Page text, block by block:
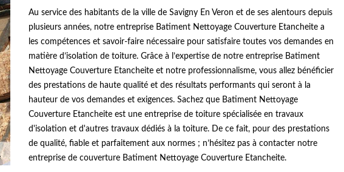
Au service des habitants de la ville de Savigny En Veron et de ses alentours depuis
plusieurs années, notre entreprise Batiment Nettoyage Couverture Etancheite a
les compétences et savoir-faire nécessaire pour satisfaire toutes vos demandes en
matière d’isolation de toiture. Grâce à l’expertise de notre entreprise Batiment
Nettoyage Couverture Etancheite et notre professionnalisme, vous allez bénéficier
des prestations de haute qualité et des résultats performants qui seront à la
hauteur de vos demandes et exigences. Sachez que Batiment Nettoyage
Couverture Etancheite est une entreprise de toiture spécialisée en travaux
d'isolation et d'autres travaux dédiés à la toiture. De ce fait, pour des prestations
de qualité, fiable et parfaitement aux normes ; n’hésitez pas à contacter notre
entreprise de couverture Batiment Nettoyage Couverture Etancheite.